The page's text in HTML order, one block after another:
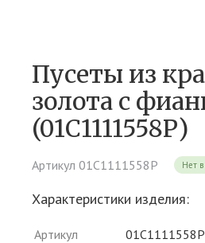
Пусеты из
золота c
(01С1111558Р)
Артикул 01С1111558Р Нет в
Характеристики изделия:
Артикул
01С1111558Р